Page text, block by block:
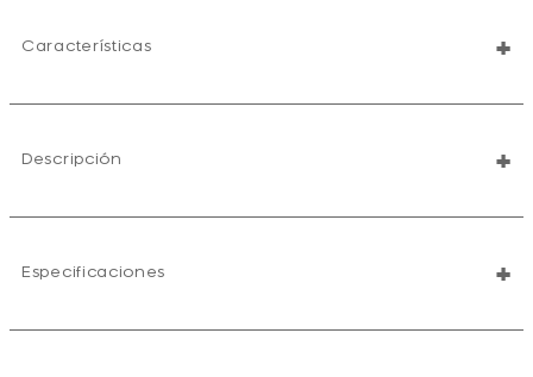
Características +
Descripción +
Especificaciones +